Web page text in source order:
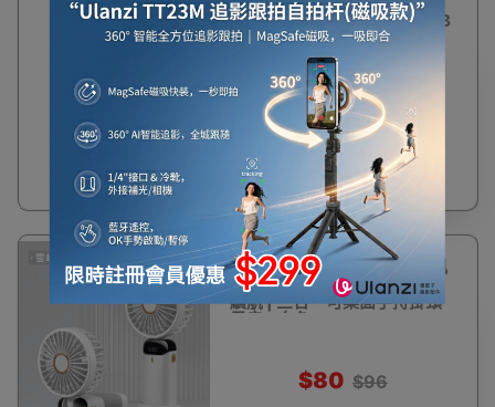
25%
OFF
Mros桌上型金屬小風扇 | USB
充電辦公室電扇 | 360度可旋
轉電扇 - USB直插款-鈦銀色
$291 $388
16%
OFF
N15 USB迷你便攜摺疊手持風
扇 | 5000mAh 10-20小時長
續航 | 三合一可桌面手持掛頸
風扇 - 白色
$80 $96